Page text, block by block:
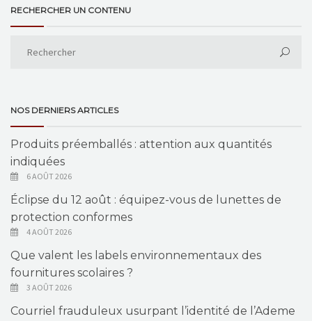
RECHERCHER UN CONTENU
NOS DERNIERS ARTICLES
Produits préemballés : attention aux quantités
indiquées
6 AOÛT 2026
Éclipse du 12 août : équipez-vous de lunettes de
protection conformes
4 AOÛT 2026
Que valent les labels environnementaux des
fournitures scolaires ?
3 AOÛT 2026
Courriel frauduleux usurpant l’identité de l’Ademe